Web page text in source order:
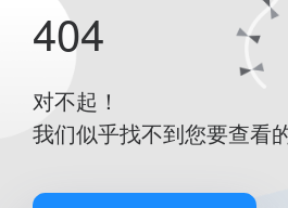
404
对不起！
我们似乎找不到您要查看